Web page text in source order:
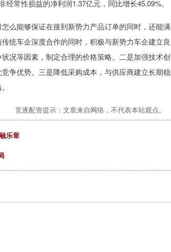
常性损益的净利润1.37亿元，同比增长45.09%。
么能够保证在接到新势力产品订单的同时，还能满
统车企深度合作的同时，积极与新势力车企建立良
况等因素，制定合理的价格策略。二是加强技术创
争优势。三是降低采购成本，与供应商建立长期稳
竞逐配资提示：文章来自网络，不代表本站观点。
乐章